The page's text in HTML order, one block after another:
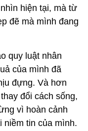
hiện tại, mà từ
đẽ mà mình đang
quy luật nhân
của mình đã
đựng. Và hơn
đổi cách sống,
vì hoàn cảnh
niềm tin của mình.